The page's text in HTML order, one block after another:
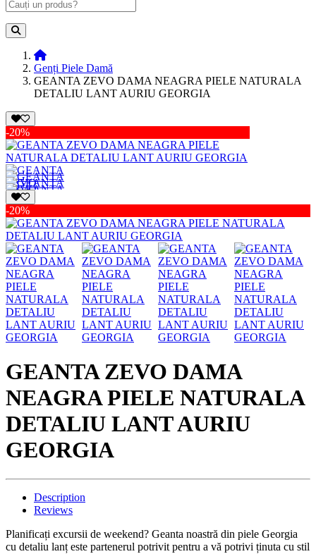
Genți Piele Damă
GEANTA ZEVO DAMA NEAGRA PIELE NATURALA
DETALIU LANT AURIU GEORGIA
-20%
-20%
GEANTA ZEVO DAMA
NEAGRA PIELE NATURALA
DETALIU LANT AURIU
GEORGIA
Description
Reviews
Planificați excursii de weekend? Geanta noastră din piele Georgia
cu detaliu lanț este partenerul potrivit pentru a vă potrivi ținuta cu stil